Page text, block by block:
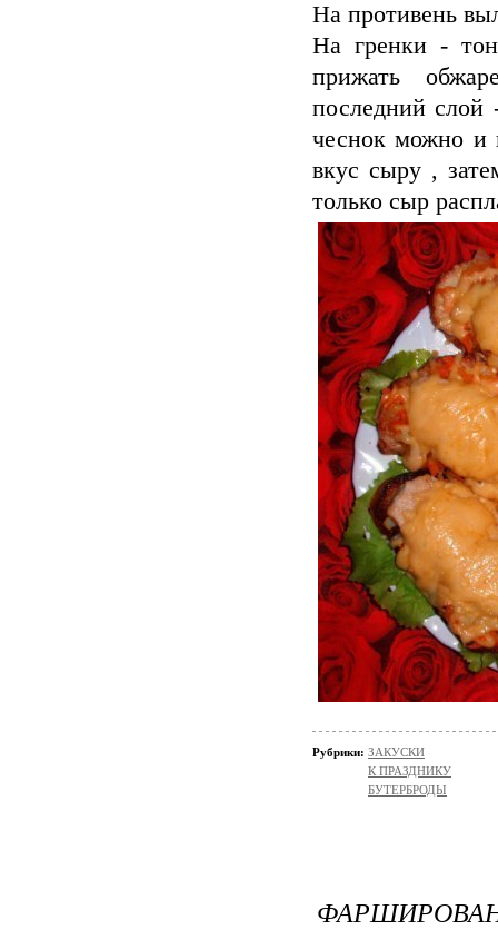
На противень
На гренки -
прижать
последний слой
чеснок можно и
вкус сыру ,
только сыр
Рубрики: ЗАКУСКИ
К ПРАЗДНИКУ
БУТЕРБРОДЫ